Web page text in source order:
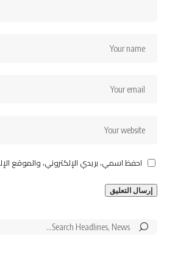
احفظ اسمي، بريدي الإلكتروني، والموقع
Search